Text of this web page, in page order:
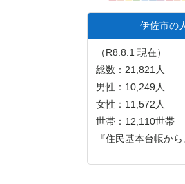
伊佐市の
（R8.8.1 現在）
総数：21,821人
男性：10,249人
女性：11,572人
世帯：12,110世帯
『住民基本台帳から